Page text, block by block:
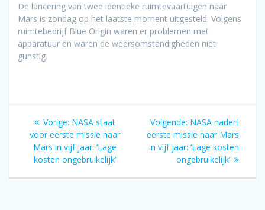
De lancering van twee identieke ruimtevaartuigen naar
Mars is zondag op het laatste moment uitgesteld. Volgens
ruimtebedrijf Blue Origin waren er problemen met
apparatuur en waren de weersomstandigheden niet
gunstig.
Bericht
navigatie
Vorige: Vorig
bericht:
NASA staat
voor eerste missie naar
Mars in vijf jaar: ‘Lage
kosten ongebruikelijk’
Volgende: Volgend
bericht:
NASA nadert
eerste missie naar Mars
in vijf jaar: ‘Lage kosten
ongebruikelijk’